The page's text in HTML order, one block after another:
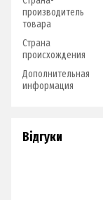
производитель
товара
Страна
происхождения
Дополнительная
информация
Відгуки